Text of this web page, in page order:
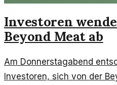
Investoren
Beyond Meat ab
Am Donnerstagabend
Investoren, sich von der